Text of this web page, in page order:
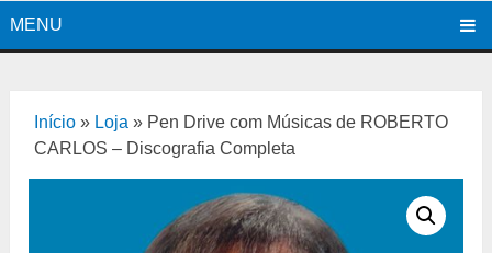
MENU
Início » Loja » Pen Drive com Músicas de ROBERTO
CARLOS – Discografia Completa